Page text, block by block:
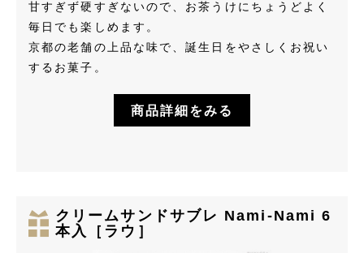
甘すぎず硬すぎないので、お茶うけにちょうどよく
毎日でも楽しめます。
京都の老舗の上品な味で、誕生日をやさしくお祝い
するお菓子。
商品詳細をみる
クリームサンドサブレ Nami-Nami 6
本入［ラウ］